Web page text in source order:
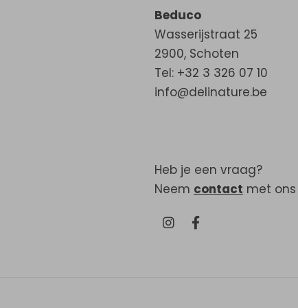
Beduco
Wasserijstraat 25
2900, Schoten
Tel: +32 3 326 07 10
info@delinature.be
Heb je een vraag?
Neem contact met